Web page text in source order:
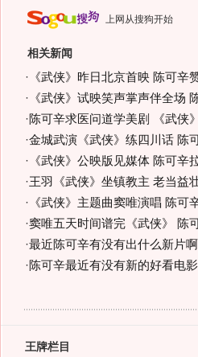
上网从搜狗开始
相关新闻
· 《武侠》昨日北京首映 陈可辛
· 《武侠》试映笑声掌声伴全场
·陈可辛求医问道学美剧 《武侠
·金城武演《武侠》练四川话 陈
· 《武侠》公映版见媒体 陈可辛
·王羽《武侠》坐镇教主 老当益
· 《武侠》主题曲窦唯演唱 陈可
·窦唯五天时间谱完《武侠》 陈
·最近陈可辛有没有出什么新片啊
·陈可辛最近有没有新的好看电
王牌栏目